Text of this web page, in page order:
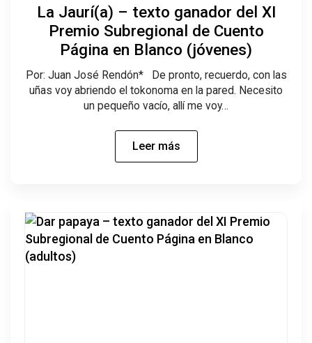
La Jaurí(a) – texto ganador del XI
Premio Subregional de Cuento
Página en Blanco (jóvenes)
Por: Juan José Rendón* De pronto, recuerdo, con las
uñas voy abriendo el tokonoma en la pared. Necesito
un pequeño vacío, allí me voy…
Leer más